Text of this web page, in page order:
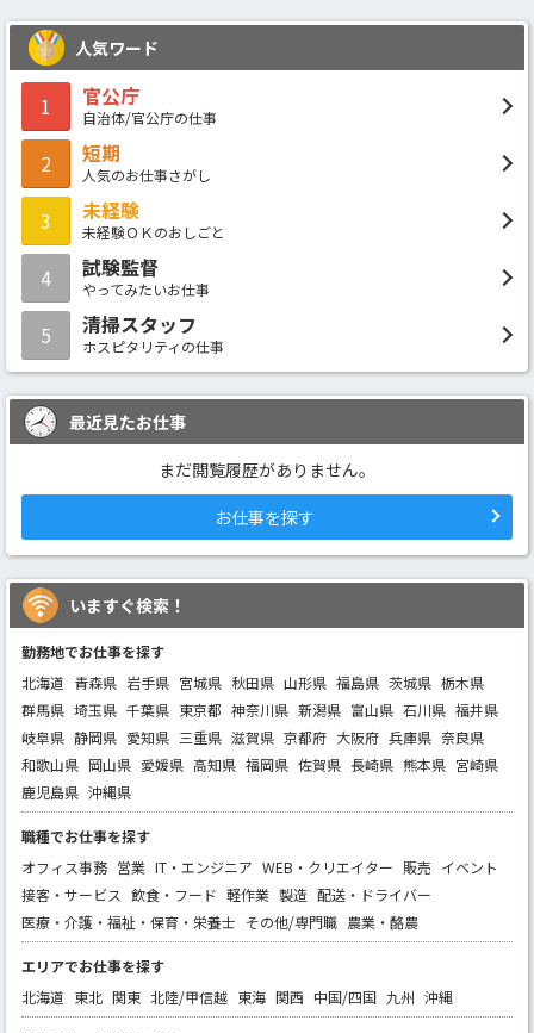
人気ワード
1 官公庁
自治体/官公庁の仕事
2 短期
人気のお仕事さがし
3 未経験
未経験ＯＫのおしごと
4 試験監督
やってみたいお仕事
5 清掃スタッフ
ホスピタリティの仕事
最近見たお仕事
まだ閲覧履歴がありません。
お仕事を探す
いますぐ検索！
勤務地でお仕事を探す
北海道 青森県 岩手県 宮城県 秋田県 山形県 福島県 茨城県 栃木県
群馬県 埼玉県 千葉県 東京都 神奈川県 新潟県 富山県 石川県 福井県
岐阜県 静岡県 愛知県 三重県 滋賀県 京都府 大阪府 兵庫県 奈良県
和歌山県 岡山県 愛媛県 高知県 福岡県 佐賀県 長崎県 熊本県 宮崎県
鹿児島県 沖縄県
職種でお仕事を探す
オフィス事務 営業 IT・エンジニア WEB・クリエイター 販売 イベント
接客・サービス 飲食・フード 軽作業 製造 配送・ドライバー
医療・介護・福祉・保育・栄養士 その他/専門職 農業・酪農
エリアでお仕事を探す
北海道 東北 関東 北陸/甲信越 東海 関西 中国/四国 九州 沖縄